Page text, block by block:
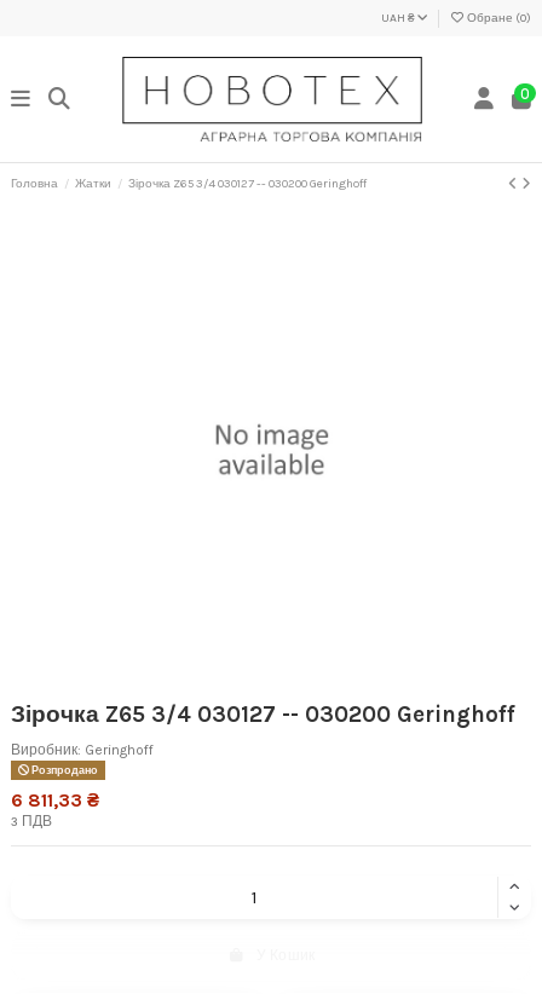
UAH ₴ Обране (0)
0
Головна Жатки Зірочка Z65 3/4 030127 -- 030200 Geringhoff
Зірочка Z65 3/4 030127 -- 030200 Geringhoff
Виробник: Geringhoff
Розпродано
6 811,33 ₴
з ПДВ